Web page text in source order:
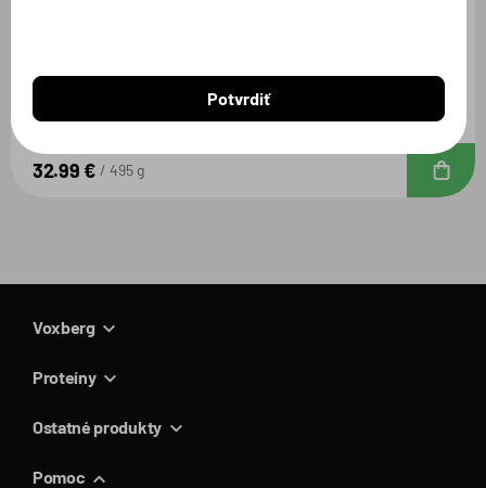
EAA
Broskyňový ľadový čaj / 495g
32.99 € 495 g
Voxberg
Proteíny
Ostatné produkty
Pomoc
Potvrdiť